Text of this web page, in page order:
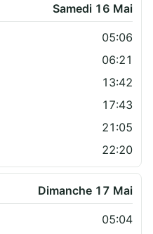
Samedi 16 Mai
05:06
06:21
13:42
17:43
21:05
22:20
Dimanche 17 Mai
05:04